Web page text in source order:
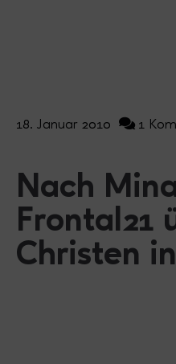
18. Januar 2010 1
Nach
Frontal21
Christen